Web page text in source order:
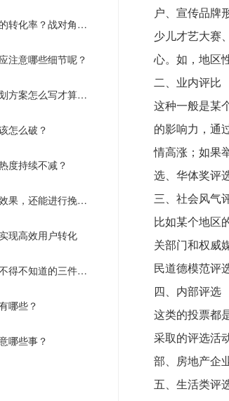
转化率？战对角度
注意哪些细节呢？
方案怎么写才算走
怎么破？
度持续不减？
果，还能进行挽救
现高效用户转化
得不知道的三件
哪些？
哪些事？
户、宣传品牌
少儿才艺大赛
心。如，地区
二、业内评比
这种一般是某
的影响力，通
情高涨；如果
选、华体奖评
三、社会风气
比如某个地区
关部门和权威
民道德模范评
四、内部评选
这类的投票都
采取的评选活
部、房地产企
五、生活类评